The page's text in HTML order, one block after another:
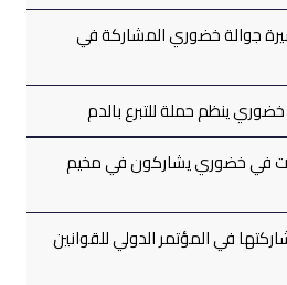
جوالة خضوري المشاركة في
ينظم حملة للتبرع بالدم
في خضوري يشاركون في مخيم
في المؤتمر الدولي للقوانين